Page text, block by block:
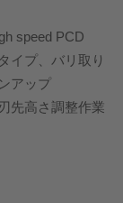
speed PCD
イプ、バリ取り
アップ
先高さ調整作業